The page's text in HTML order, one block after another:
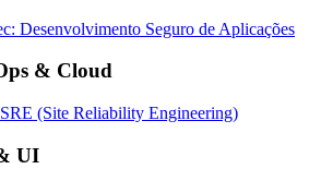
Desenvolvimento Seguro de Aplicações
& Cloud
SRE (Site Reliability Engineering)
UI